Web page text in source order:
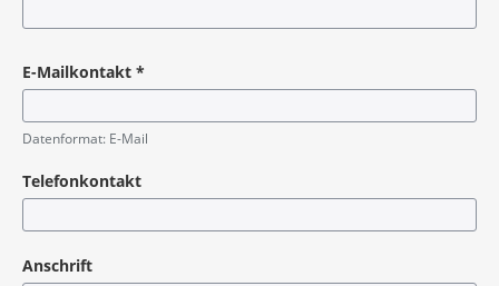
E-Mailkontakt *
Pflichtangabe
Datenformat: E-Mail
Telefonkontakt
Anschrift